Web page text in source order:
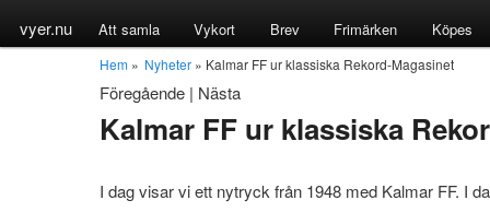
vyer.nu Att samla Vykort Brev Frimärken Köpes
Hem » Nyheter » Kalmar FF ur klassiska Rekord-Magasinet
Föregående | Nästa
Kalmar FF ur klassiska
I dag visar vi ett nytryck från 1948 med Kalmar FF. I